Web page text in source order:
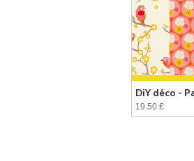
DiY déco -
19.50 €